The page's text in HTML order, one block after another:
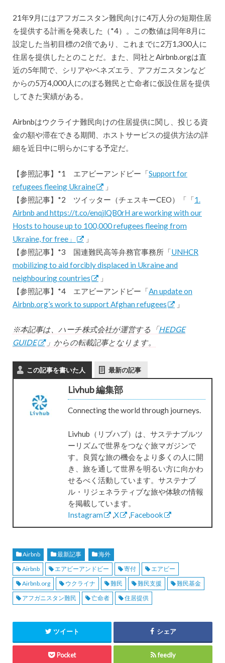
21年9月にはアフガニスタン難民向けに4万人分の短期住居
を提供する計画を発表した（*4）。この数値は同年8月に
設定した当初目標の2倍であり、これまでに2万1,300人に
住居を提供したとのことだ。また、同社とAirbnb.orgは直
近の5年間で、シリアやベネズエラ、アフガニスタンなど
からの5万4,000人にのぼる難民と亡命者に仮設住居を提供
してきた実績がある。
Airbnbはウクライナ難民向けの住居提供に関し、投じる資
金の額や滞在できる期間、ホストサービスの提供方法の詳
細を近日中に明らかにする予定だ。
【参照記事】*1 エアビーアンドビー「Support for
refugees fleeing Ukraine
」
【参照記事】*2 ツイッター（チェスキーCEO）「「1.
Airbnb and https://t.co/enqjlQB0rH are working with our
Hosts to house up to 100,000 refugees fleeing from
Ukraine, for free」
」
【参照記事】*3 国連難民高等弁務官事務所「UNHCR
mobilizing to aid forcibly displaced in Ukraine and
neighbouring countries
」
【参照記事】*4 エアビーアンドビー「An update on
Airbnb.org’s work to support Afghan refugees
」
※本記事は、ハーチ株式会社が運営する「HEDGE
GUIDE
」からの転載記事となります。
この記事を書いた人 最新の記事
Livhub 編集部
Connecting the world through journeys.
Livhub（リブハブ）は、サステナブルツ
ーリズムで世界をつなぐ旅マガジンで
す。良質な旅の機会をより多くの人に開
き、旅を通して世界を明るい方に向かわ
せるべく活動しています。サステナブ
ル・リジェネラティブな旅や体験の情報
を掲載しています。
Instagram
,X ,Facebook
Airbnb 最新記事
海外
Airbnb
エアビーアンドビー 寄付
エアビー
Airbnb.org
ウクライナ 難民 難民支援
難民基金
アフガニスタン難民
亡命者 住居提供
ツイート シェア
Pocket feedly